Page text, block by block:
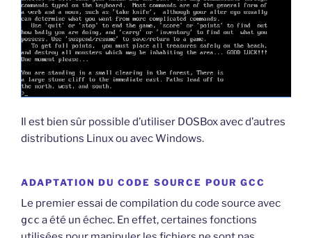
Il est bien sûr possible d’utiliser DOSBox avec d’autres
distributions Linux ou avec Windows.
ADAPTATION DU CODE SOURCE POUR GCC
Le premier essai de compilation du code source avec
gcc a été un échec. En effet, certaines fonctions